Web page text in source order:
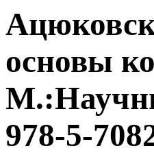
основы
978-5-